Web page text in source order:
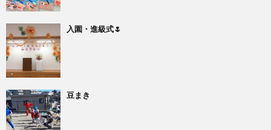
入園・進級式🌷
豆まき